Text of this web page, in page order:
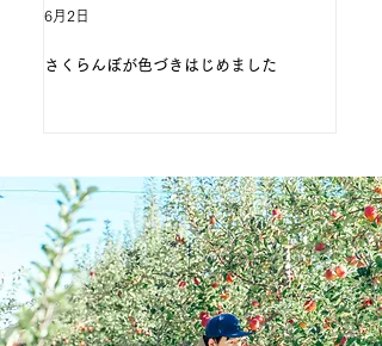
さくらんぼが色づきはじめました
6月2日